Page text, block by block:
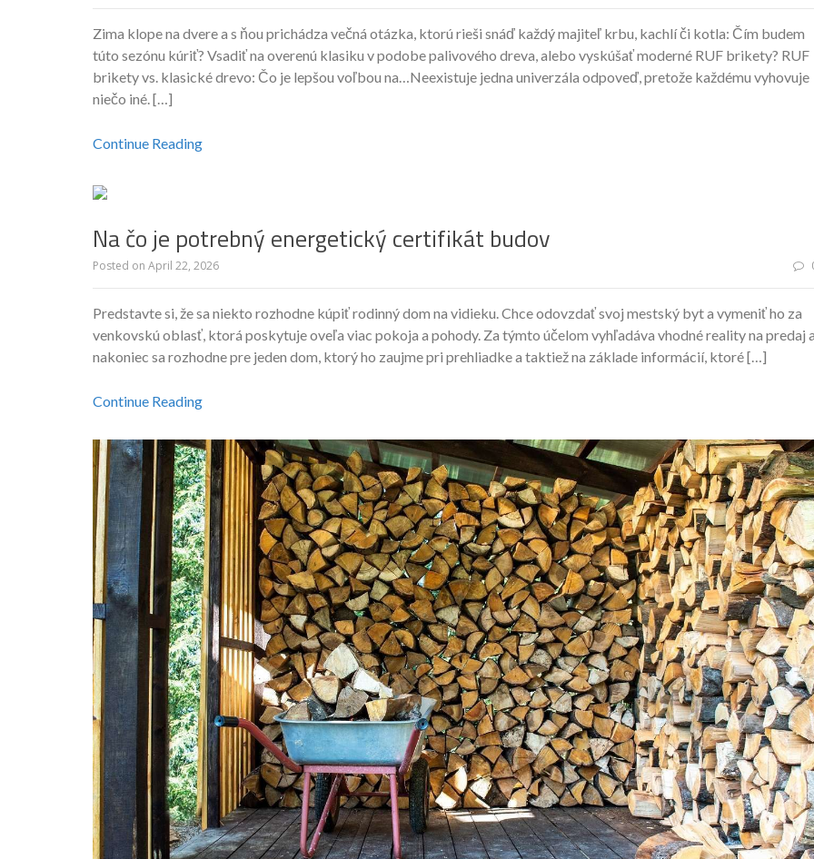
Zima klope na dvere a s ňou prichádza večná otázka, ktorú rieši snáď každý majiteľ krbu, kachlí či kotla: Čím budem
túto sezónu kúriť? Vsadiť na overenú klasiku v podobe palivového dreva, alebo vyskúšať moderné RUF brikety? RUF
brikety vs. klasické drevo: Čo je lepšou voľbou na…Neexistuje jedna univerzála odpoveď, pretože každému vyhovuje
niečo iné. […]
Continue Reading
Na čo je potrebný energetický certifikát budov
Posted on April 22, 2026
Predstavte si, že sa niekto rozhodne kúpiť rodinný dom na vidieku. Chce odovzdať svoj mestský byt a vymeniť ho za
venkovskú oblasť, ktorá poskytuje oveľa viac pokoja a pohody. Za týmto účelom vyhľadáva vhodné reality na predaj
nakoniec sa rozhodne pre jeden dom, ktorý ho zaujme pri prehliadke a taktiež na základe informácií, ktoré […]
Continue Reading